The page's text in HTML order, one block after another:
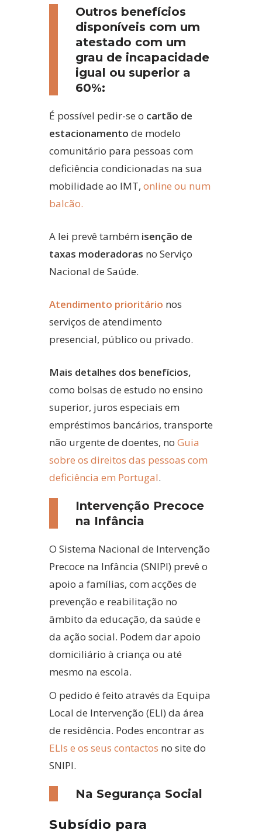
Outros benefícios
disponíveis com um
atestado com um
grau de incapacidade
igual ou superior a
60%:
É possível pedir-se o cartão de
estacionamento de modelo
comunitário para pessoas com
deficiência condicionadas na sua
mobilidade ao IMT, online ou num
balcão.
A lei prevê também isenção de
taxas moderadoras no Serviço
Nacional de Saúde.
Atendimento prioritário nos
serviços de atendimento
presencial, público ou privado.
Mais detalhes dos benefícios,
como bolsas de estudo no ensino
superior, juros especiais em
empréstimos bancários, transporte
não urgente de doentes, no Guia
sobre os direitos das pessoas com
deficiência em Portugal.
Intervenção Precoce
na Infância
O Sistema Nacional de Intervenção
Precoce na Infância (SNIPI) prevê o
apoio a famílias, com acções de
prevenção e reabilitação no
âmbito da educação, da saúde e
da ação social. Podem dar apoio
domiciliário à criança ou até
mesmo na escola.
O pedido é feito através da Equipa
Local de Intervenção (ELI) da área
de residência. Podes encontrar as
ELIs e os seus contactos no site do
SNIPI.
Na Segurança Social
Subsídio para